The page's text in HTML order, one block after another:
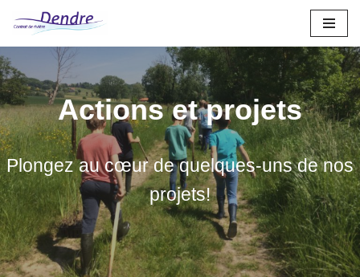
contenu
Actions et projets
Plongez au cœur de quelques-uns de nos
projets!